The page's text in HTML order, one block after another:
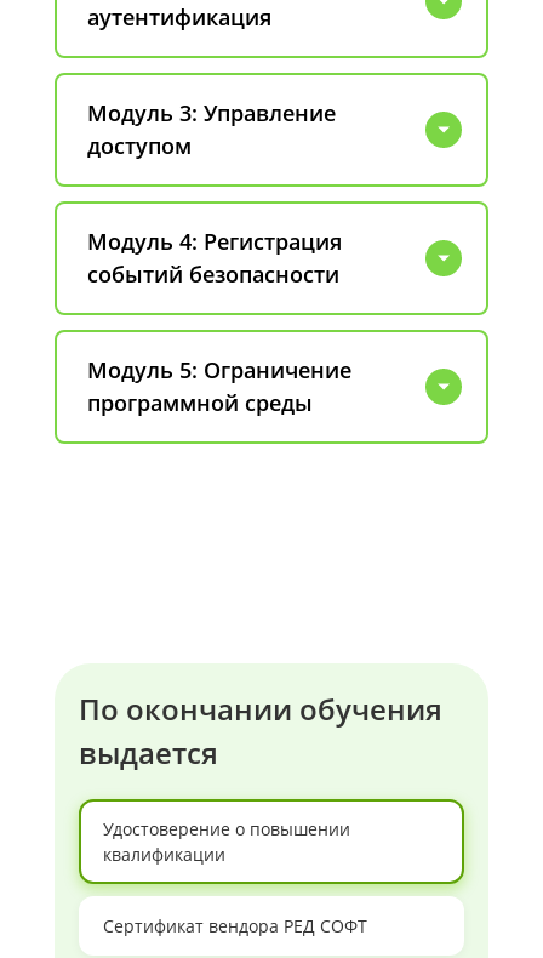
аутентификация
Модуль 3: Управление
доступом
Модуль 4: Регистрация
событий безопасности
Модуль 5: Ограничение
программной среды
По окончании обучения
выдается
Удостоверение о повышении
квалификации
Сертификат вендора РЕД СОФТ